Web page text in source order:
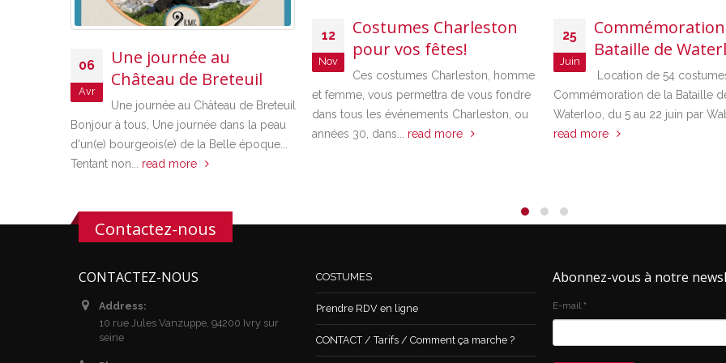
06
Avr
Une journée au
Château de Breteuil
Une journée au Château de Breteuil
Bonjour à tous, Une journée dans la peau
d'un(e) bourgeois(e) de la Belle époque...
Tentant non... read more
12
Nov
Costumes Charleston
pour vos fêtes!
Ces costumes Charleston, homme
et femme, vous permettra de vous fondre
dans tous les événements Charleston, ou
années 30, dans... read more
25
Juin
Bataille de
Location de 54
Commémoration de la Bataille
Waterloo, du 5 au 22 juin par
read more
Contactez-nous
CONTACTEZ-NOUS
Address:
10 rue Jules Vanzuppe, 94200 Ivry sur
seine
COSTUMES
Prendre RDV en ligne
CONTACT / Tarifs / Comment ça marche ?
Abonnez-vous à notre
E-mail *